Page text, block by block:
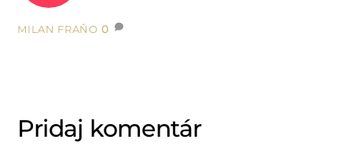
MILAN FRAŇO 0
Pridaj komentár